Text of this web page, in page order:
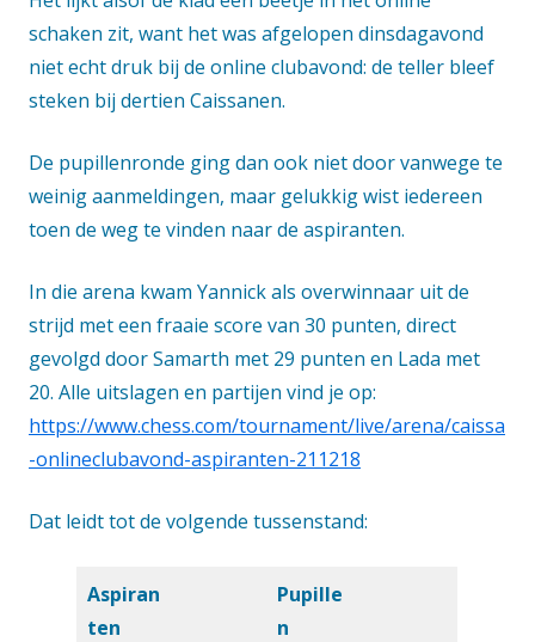
schaken zit, want het was afgelopen dinsdagavond
niet echt druk bij de online clubavond: de teller bleef
steken bij dertien Caissanen.
De pupillenronde ging dan ook niet door vanwege te
weinig aanmeldingen, maar gelukkig wist iedereen
toen de weg te vinden naar de aspiranten.
In die arena kwam Yannick als overwinnaar uit de
strijd met een fraaie score van 30 punten, direct
gevolgd door Samarth met 29 punten en Lada met
20. Alle uitslagen en partijen vind je op:
https://www.chess.com/tournament/live/arena/caissa
-onlineclubavond-aspiranten-211218
Dat leidt tot de volgende tussenstand:
Aspiran
ten
Pupille
n